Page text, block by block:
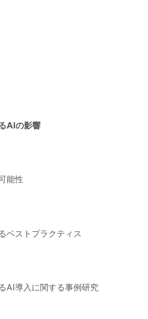
AIの影響
能性
ベストプラクティス
AI導入に関する事例研究